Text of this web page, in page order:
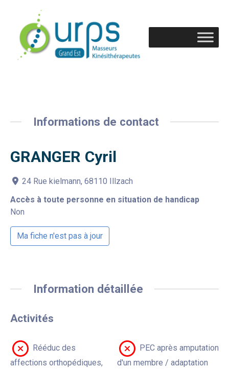
Informations de contact
GRANGER Cyril
24 Rue kielmann, 68110 Illzach
Accès à toute personne en situation de handicap
Non
Ma fiche n'est pas à jour
Information détaillée
Activités
Rééduc des
affections orthopédiques,
PEC après amputation
d'un membre / adaptation